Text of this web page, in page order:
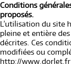
Conditions
proposés.
L’utilisation du site
pleine et entière
décrites. Ces
modifiées ou
http://www.dorlet.fr